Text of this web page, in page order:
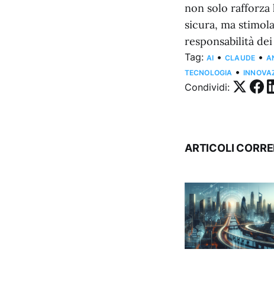
non solo rafforza
sicura, ma
responsabilità
Tag: AI • CLAUDE •
TECNOLOGIA •
Condividi:
ARTICOLI